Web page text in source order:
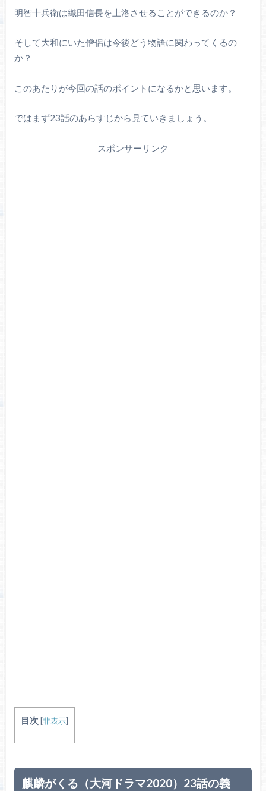
明智十兵衛は織田信長を上洛させることができるのか？
そして大和にいた僧侶は今後どう物語に関わってくるの
か？
このあたりが今回の話のポイントになるかと思います。
ではまず23話のあらすじから見ていきましょう。
スポンサーリンク
目次 [非表示]
麒麟がくる（大河ドラマ2020）23話の義